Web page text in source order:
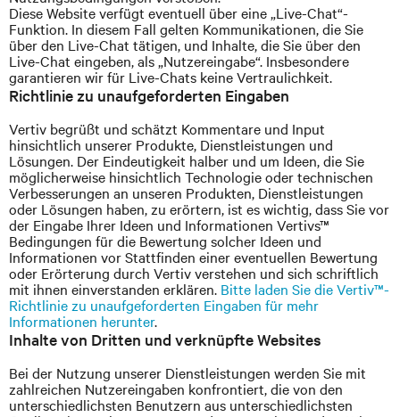
Diese Website verfügt eventuell über eine „Live-Chat“-
Funktion. In diesem Fall gelten Kommunikationen, die Sie
über den Live-Chat tätigen, und Inhalte, die Sie über den
Live-Chat eingeben, als „Nutzereingabe“. Insbesondere
garantieren wir für Live-Chats keine Vertraulichkeit.
Richtlinie zu unaufgeforderten Eingaben
Vertiv begrüßt und schätzt Kommentare und Input
hinsichtlich unserer Produkte, Dienstleistungen und
Lösungen. Der Eindeutigkeit halber und um Ideen, die Sie
möglicherweise hinsichtlich Technologie oder technischen
Verbesserungen an unseren Produkten, Dienstleistungen
oder Lösungen haben, zu erörtern, ist es wichtig, dass Sie vor
der Eingabe Ihrer Ideen und Informationen Vertivs™
Bedingungen für die Bewertung solcher Ideen und
Informationen vor Stattfinden einer eventuellen Bewertung
oder Erörterung durch Vertiv verstehen und sich schriftlich
mit ihnen einverstanden erklären. Bitte laden Sie dieVertiv™-
Richtlinie zu unaufgeforderten Eingaben für mehr
Informationen herunter.
Inhalte von Dritten und verknüpfte Websites
Bei der Nutzung unserer Dienstleistungen werden Sie mit
zahlreichen Nutzereingaben konfrontiert, die von den
unterschiedlichsten Benutzern aus unterschiedlichsten